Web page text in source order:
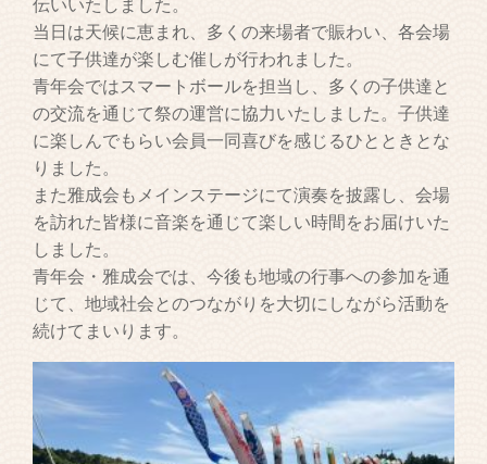
伝いいたしました。
当日は天候に恵まれ、多くの来場者で賑わい、各会場
にて子供達が楽しむ催しが行われました。
青年会ではスマートボールを担当し、多くの子供達と
の交流を通じて祭の運営に協力いたしました。子供達
に楽しんでもらい会員一同喜びを感じるひとときとな
りました。
また雅成会もメインステージにて演奏を披露し、会場
を訪れた皆様に音楽を通じて楽しい時間をお届けいた
しました。
青年会・雅成会では、今後も地域の行事への参加を通
じて、地域社会とのつながりを大切にしながら活動を
続けてまいります。